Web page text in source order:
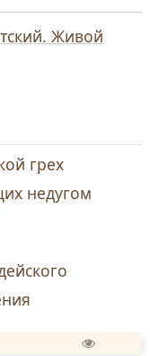
Живой
грех
недугом